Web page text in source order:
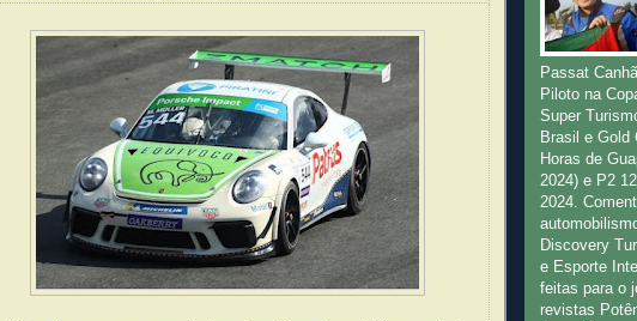
Passat
Piloto na
Super
Brasil e
Horas de
2024) e P2
2024.
Discovery
e Esporte
feitas para o
revistas